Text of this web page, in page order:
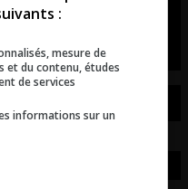
Therrien.
:
mesure de
et du contenu, études
de services
informations sur un